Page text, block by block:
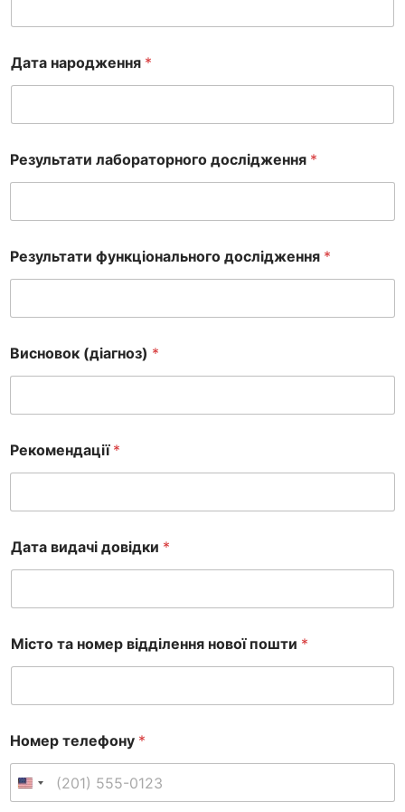
Дата народження *
Результати лабораторного дослідження *
Результати функціонального дослідження *
Висновок (діагноз) *
Рекомендації *
Дата видачі довідки *
Місто та номер відділення нової пошти *
Номер телефону *
United States +1